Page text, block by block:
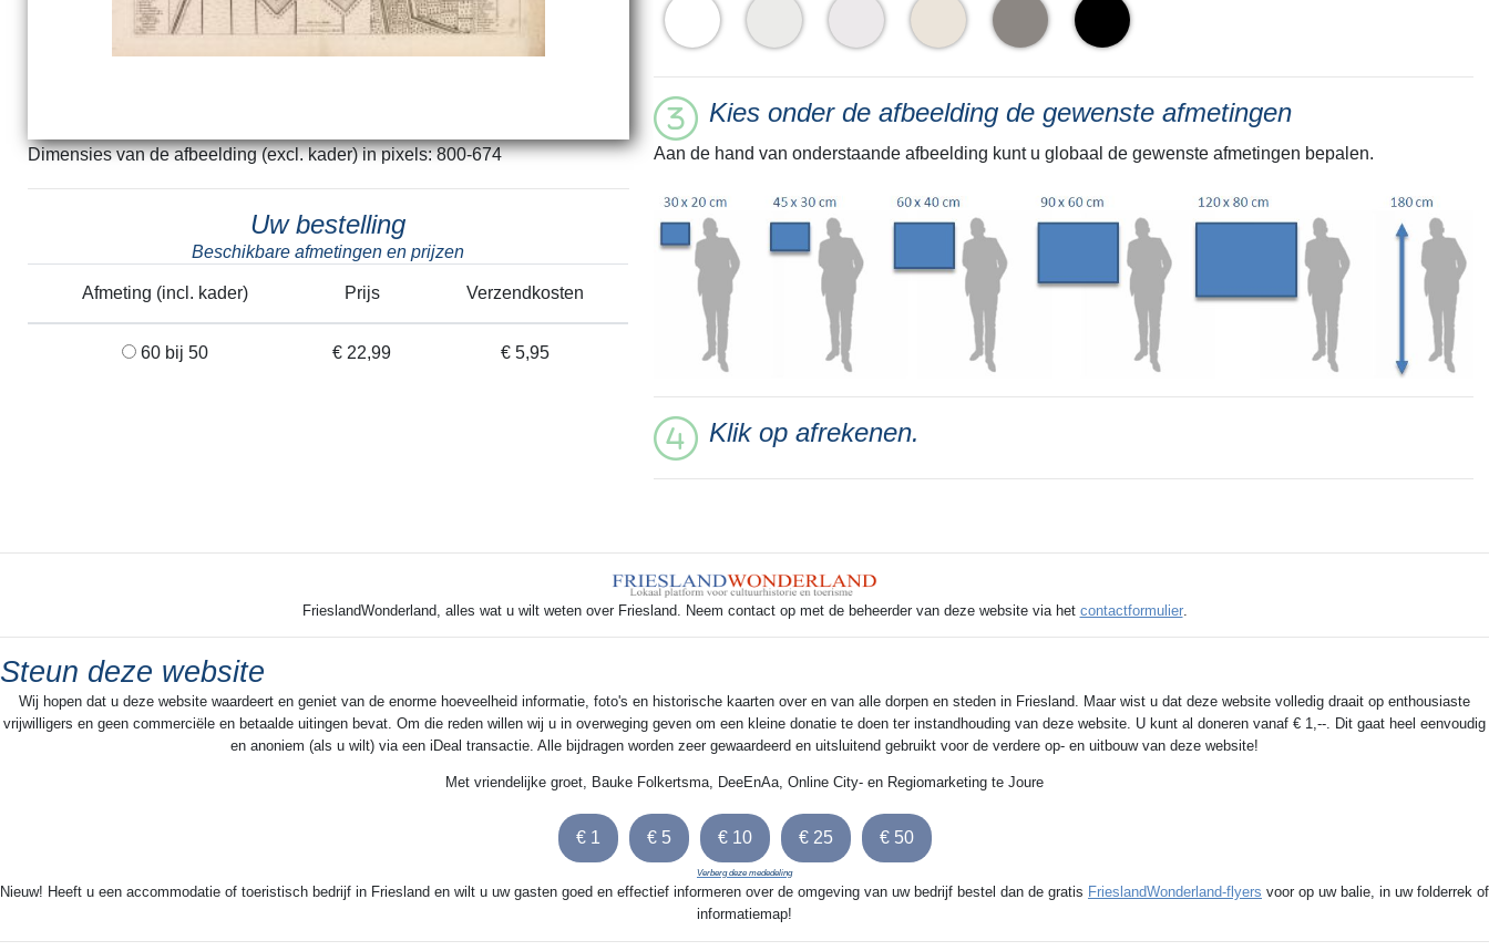
Dimensies van de afbeelding (excl. kader) in pixels: 800-674
Uw bestelling
Beschikbare afmetingen en prijzen
Afmeting (incl. kader) Prijs Verzendkosten
60 bij 50 € 22,99 € 5,95
Kies onder de afbeelding de gewenste afmetingen
Aan de hand van onderstaande afbeelding kunt u globaal de gewenste afmetingen bepalen.
Klik op afrekenen.
FrieslandWonderland, alles wat u wilt weten over Friesland. Neem contact op met de beheerder van deze website via het contactformulier.
Steun deze website
Wij hopen dat u deze website waardeert en geniet van de enorme hoeveelheid informatie, foto's en historische kaarten over en van alle dorpen en steden in Friesland. Maar wist u dat deze website volledig draait op enthousiaste
vrijwilligers en geen commerciële en betaalde uitingen bevat. Om die reden willen wij u in overweging geven om een kleine donatie te doen ter instandhouding van deze website. U kunt al doneren vanaf € 1,--. Dit gaat heel eenvoudig
en anoniem (als u wilt) via een iDeal transactie. Alle bijdragen worden zeer gewaardeerd en uitsluitend gebruikt voor de verdere op- en uitbouw van deze website!
Met vriendelijke groet, Bauke Folkertsma, DeeEnAa, Online City- en Regiomarketing te Joure
Verberg deze mededeling
Nieuw! Heeft u een accommodatie of toeristisch bedrijf in Friesland en wilt u uw gasten goed en effectief informeren over de omgeving van uw bedrijf bestel dan de gratis FrieslandWonderland-flyers voor op uw balie, in uw folderrek of
informatiemap!